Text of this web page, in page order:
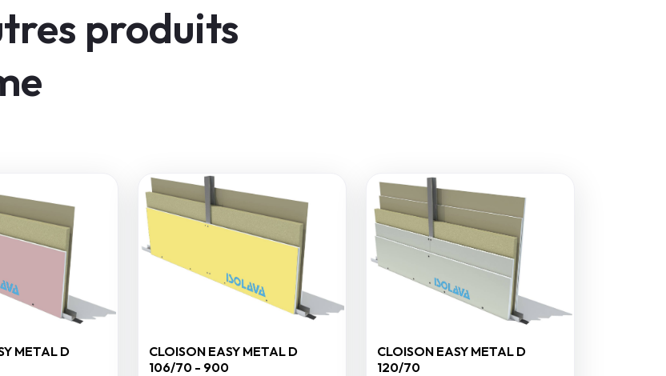
produits
METAL D
CLOISON EASY METAL D
106/70 - 900
CLOISON EASY METAL D
120/70